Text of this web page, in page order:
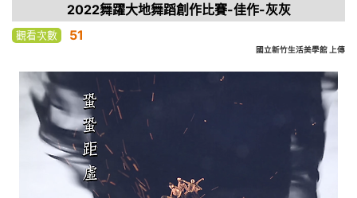
2022舞躍大地舞蹈創作比賽-佳作-灰灰
觀看次數 51
國立新竹生活美學館 上傳